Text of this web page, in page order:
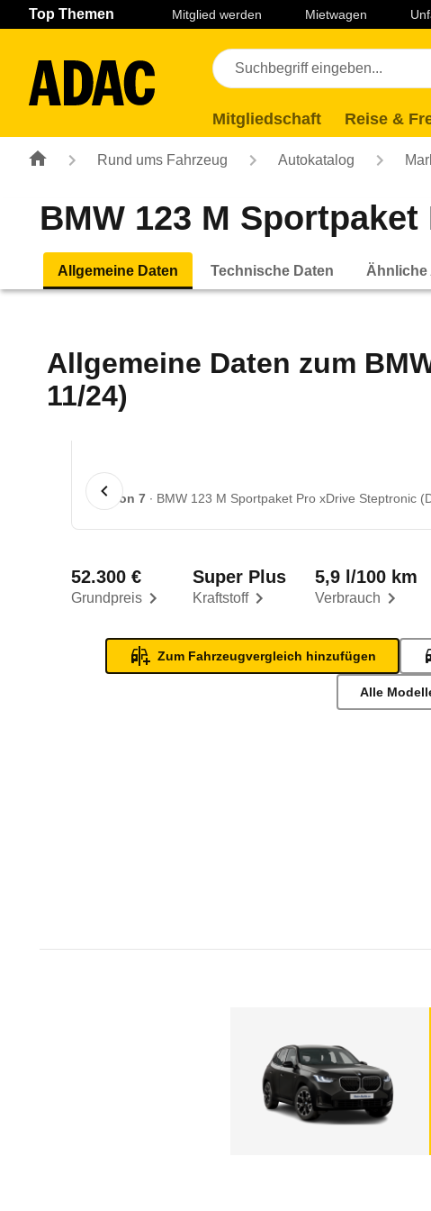
Navigation Seiteninhalt Fußzeile
Top Themen Mitglied werden Mietwagen
Mitgliedschaft Reise &
Rund ums Fahrzeug Autokatalog
BMW 123 M
Allgemeine Daten Technische Daten Ähnliche
Allgemeine Daten zum
11/24)
1 von 7 BMW 123 M Sportpaket Pro xDrive Steptronic
Grundpreis
52.300 €
Kraftstoff
Super Plus
Verbrauch
5,9 l/100 km
Zum Fahrzeugvergleich hinzufügen
Alle